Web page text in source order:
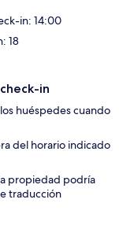
in: 14:00
18
in
huéspedes cuando
del horario indicado
propiedad podría
traducción